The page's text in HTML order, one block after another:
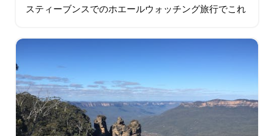
スティーブンスでのホエールウォッチング旅行でこれ
ルーズの快適さを楽しみながら…